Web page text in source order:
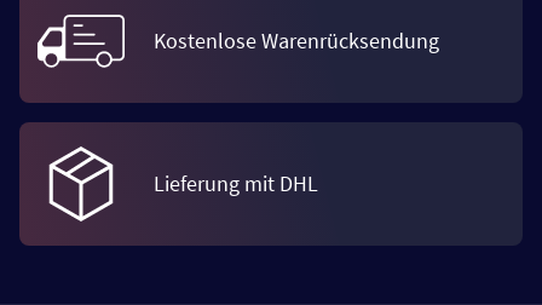
Kostenlose Warenrücksendung
Lieferung mit DHL